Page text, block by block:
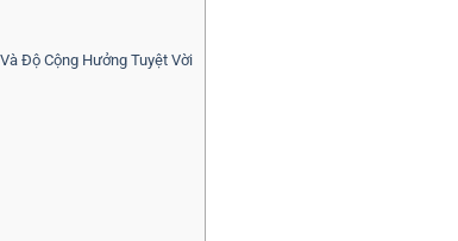
Độ Cộng Hưởng Tuyệt Vời